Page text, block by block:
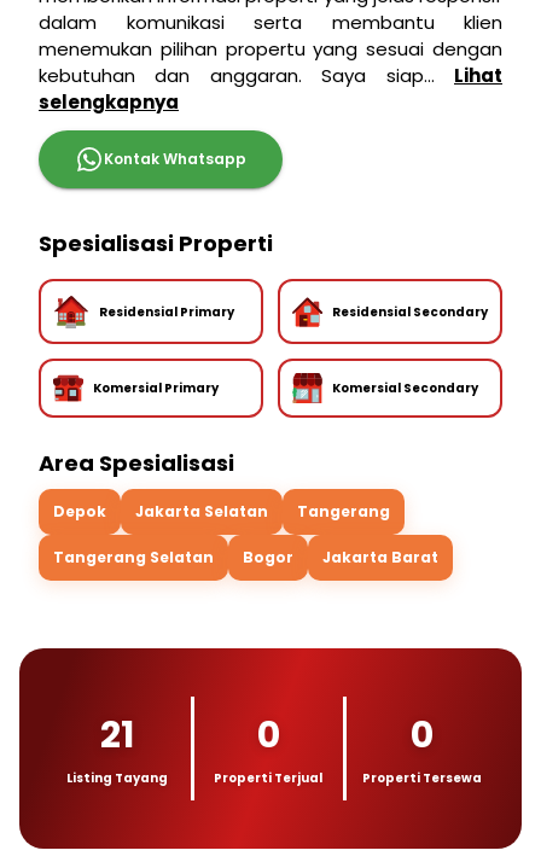
dalam komunikasi serta membantu klien
menemukan pilihan propertu yang sesuai dengan
kebutuhan dan anggaran. Saya siap... Lihat
selengkapnya
Kontak Whatsapp
Spesialisasi Properti
Residensial Primary Residensial Secondary
Komersial Primary Komersial Secondary
Area Spesialisasi
Depok Jakarta Selatan Tangerang
Tangerang Selatan Bogor Jakarta Barat
21
Listing Tayang
0
Properti Terjual
0
Properti Tersewa